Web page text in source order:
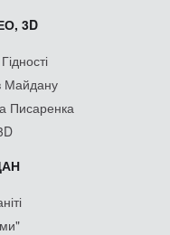
3D
Майдану
Писаренка